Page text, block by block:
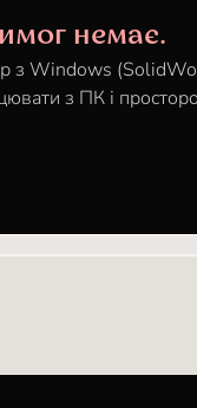
немає.
з Windows
з ПК і